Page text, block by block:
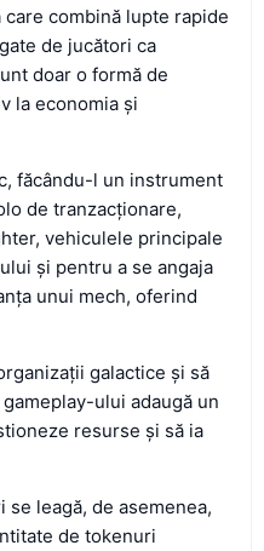
combină lupte rapide
de jucători ca
doar o formă de
la economia și
făcându-l un instrument
de tranzacționare,
vehiculele principale
și pentru a se angaja
unui mech, oferind
galactice și să
ului adaugă un
resurse și să ia
leagă, de asemenea,
de tokenuri